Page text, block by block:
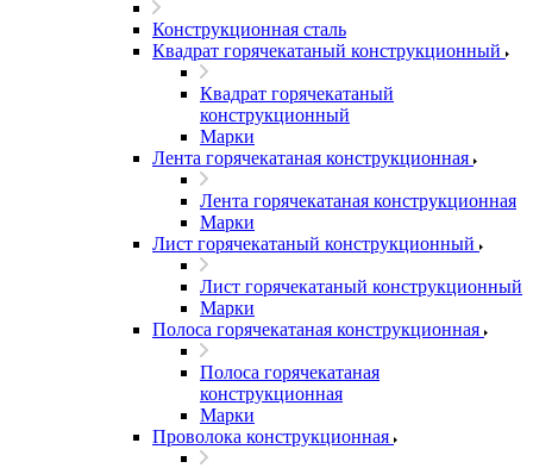
Конструкционная сталь
Квадрат горячекатаный конструкционный
Квадрат горячекатаный
конструкционный
Марки
Лента горячекатаная конструкционная
Лента горячекатаная конструкционная
Марки
Лист горячекатаный конструкционный
Лист горячекатаный конструкционный
Марки
Полоса горячекатаная конструкционная
Полоса горячекатаная
конструкционная
Марки
Проволока конструкционная